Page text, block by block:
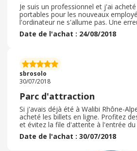
Je suis un professionnel et j'ai
portables pour les nouveaux
l'ordinateur ne s'allume pas. Une
ce ne soit pas la fin du monde. J'ai
envoyer un nouveau message
d'échanger l'appareil dans les 3
durera entre deux semaines et un
semaines au cours desquelles vous
estimation de 0 euro pour valider
appareil et un véritable support
souhaiterez évidemment pas annuler
dois donc acheter un nouvel
Date de l'achat : 24/08/2018
sbrosolo
30/07/2018
Parc d'attraction
Si j'avais déjà été à Walibi Rhône-
acheté les billets en ligne. Profitez
et évitez la file d'attente à l'entrée
Auvergne / Rhône-Alpes. Paiement
d'acheter facilement des billets
Date de l'achat : 30/07/2018